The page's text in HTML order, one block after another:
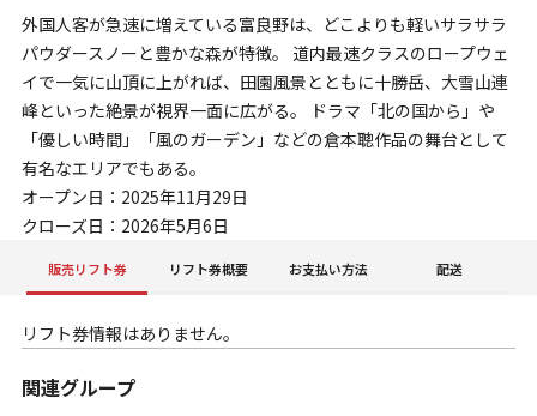
外国人客が急速に増えている富良野は、どこよりも軽いサラサラ
パウダースノーと豊かな森が特徴。 道内最速クラスのロープウェ
イで一気に山頂に上がれば、田園風景とともに十勝岳、大雪山連
峰といった絶景が視界一面に広がる。 ドラマ「北の国から」や
「優しい時間」「風のガーデン」などの倉本聰作品の舞台として
有名なエリアでもある。
オープン日：2025年11月29日
クローズ日：2026年5月6日
販売リフト券 リフト券概要 お支払い方法 配送
リフト券情報はありません。
関連グループ